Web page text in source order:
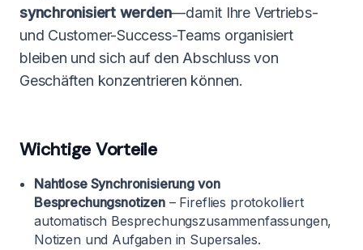
synchronisiert werden—damit Ihre Vertriebs-
und Customer-Success-Teams organisiert
bleiben und sich auf den Abschluss von
Geschäften konzentrieren können.
Wichtige Vorteile
Nahtlose Synchronisierung von
Besprechungsnotizen– Fireflies protokolliert
automatisch Besprechungszusammenfassungen,
Notizen und Aufgaben in Supersales.